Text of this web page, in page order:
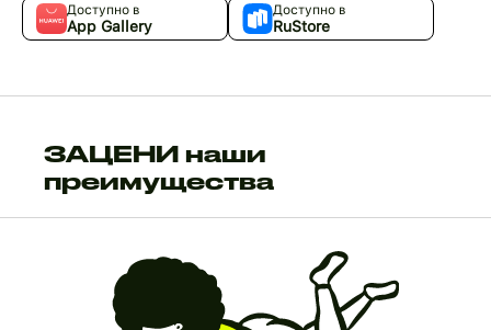
Доступно в
App Gallery
Доступно в
RuStore
ЗАЦЕНИ наши
преимущества